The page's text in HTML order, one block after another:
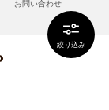
絞り込み
お問い合わせ